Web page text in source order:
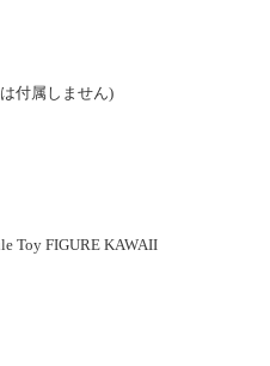
付属しません)
Toy FIGURE KAWAII